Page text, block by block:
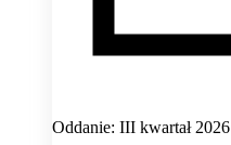
Oddanie: III kwartał 2026